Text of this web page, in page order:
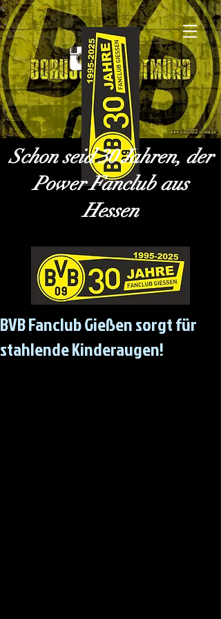
Schon seid 30 Jahren, der
Power Fanclub aus
Hessen
BVB Fanclub Gießen sorgt für
stahlende Kinderaugen!